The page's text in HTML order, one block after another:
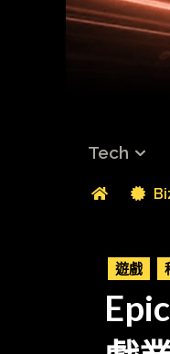
Tech
遊戲